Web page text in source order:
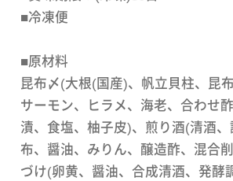
■冷凍便
■原材料
昆布〆(大根(国産)、帆立貝柱、昆
サーモン、ヒラメ、海老、合わせ
漬、食塩、柚子皮)、煎り酒(清酒
布、醤油、みりん、醸造酢、混合
づけ(卵黄、醤油、合成清酒、発酵